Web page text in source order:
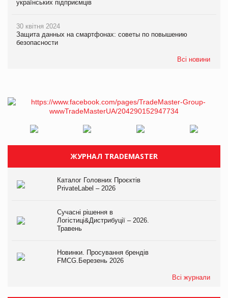
українських підприємців
30 квітня 2024
Защита данных на смартфонах: советы по повышению
безопасности
Всі новини
ЖУРНАЛ TRADEMASTER
Каталог Головних Проєктів
PrivateLabel – 2026
Сучасні рішення в
Логістиці&Дистрибуції – 2026.
Травень
Новинки. Просування брендів
FMCG.Березень 2026
Всі журнали